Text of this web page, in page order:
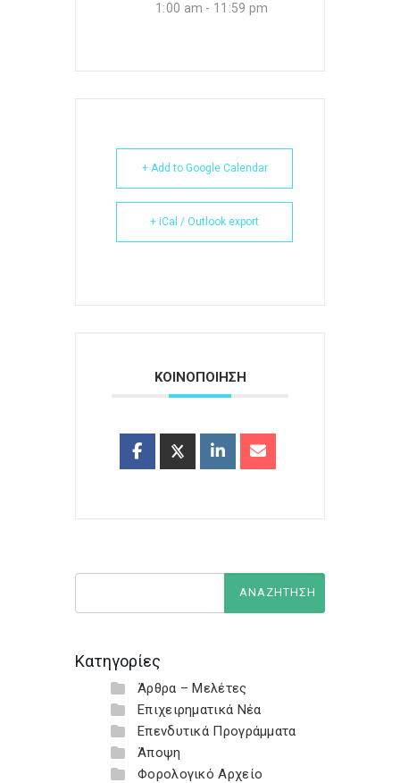
1:00 am - 11:59 pm
+ Add to Google Calendar
+ iCal / Outlook export
ΚΟΙΝΟΠΟΙΗΣΗ
Κατηγορίες
Άρθρα – Μελέτες
Επιχειρηματικά Νέα
Επενδυτικά Προγράμματα
Άποψη
Φορολογικό Αρχείο